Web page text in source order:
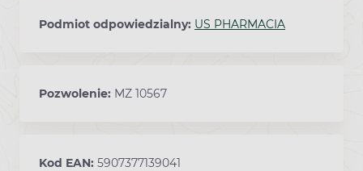
Podmiot odpowiedzialny: US PHARMACIA
Pozwolenie: MZ 10567
Kod EAN: 5907377139041